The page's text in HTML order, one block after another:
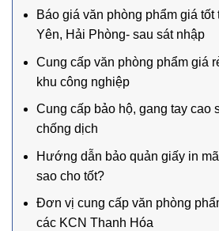
Báo giá văn phòng phẩm giá
Yên, Hải Phòng- sau sát nhập
Cung cấp văn phòng phẩm giá
khu công nghiệp
Cung cấp bảo hộ, gang tay cao
chống dịch
Hướng dẫn bảo quản giấy in
sao cho tốt?
Đơn vị cung cấp văn phòng
các KCN Thanh Hóa